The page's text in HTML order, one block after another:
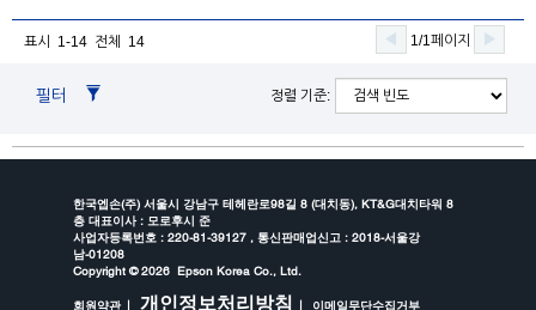
표시 1-14 전체 14 1/1페이지
필터 정렬 기준:
한국엡손(주) 서울시 강남구 테헤란로98길 8 (대치동), KT&G대치타워 8
층 대표이사 : 모로후시 준
사업자등록번호 : 220-81-39127 , 통신판매업신고 : 2018-서울강
남-01208
Copyright ©2026 Epson Korea Co., Ltd.
회원약관 개인정보처리방침 이메일무단수집거부